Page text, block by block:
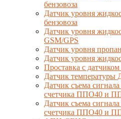
бензовоза
Датчик уровня
бензовоза
Датчик уровня
GSM/GPS
Датчик уровня
Датчик уровня
Проставка с
Датчик
Датчик съема
счетчика ППО40 и
Датчик съема
счетчика ППО40 и